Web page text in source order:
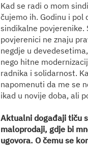
Kad se radi o mom
čujemo ih. Godinu i pol
sindikalne povjerenike.
povjerenici ne znaju
negdje u
nego hitne
radnika i solidarnost.
napomenuti da me se
ikad u novije doba, ali
Aktualni događaji tiču
maloprodaji, gdje bi
ugovora. O čemu se